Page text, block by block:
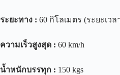
ระยะทาง : 60 กิโลเมตร (ระยะเว
ความเร็วสูงสุด : 60 km/h
น้ำหนักบรรทุก : 150 kgs